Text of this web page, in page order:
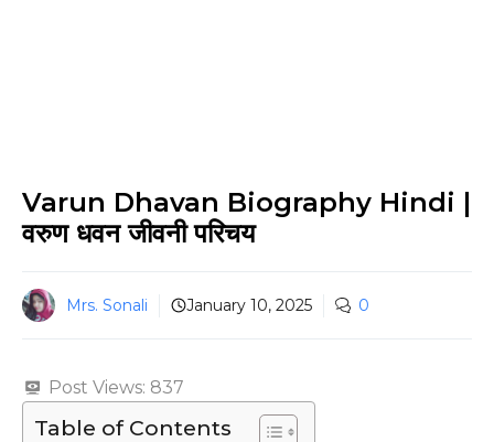
Varun Dhavan Biography Hindi |
वरुण धवन जीवनी परिचय
Mrs. Sonali January 10, 2025 0
Post Views: 837
Table of Contents